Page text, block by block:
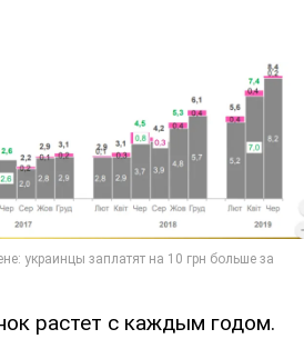
растет с каждым годом.